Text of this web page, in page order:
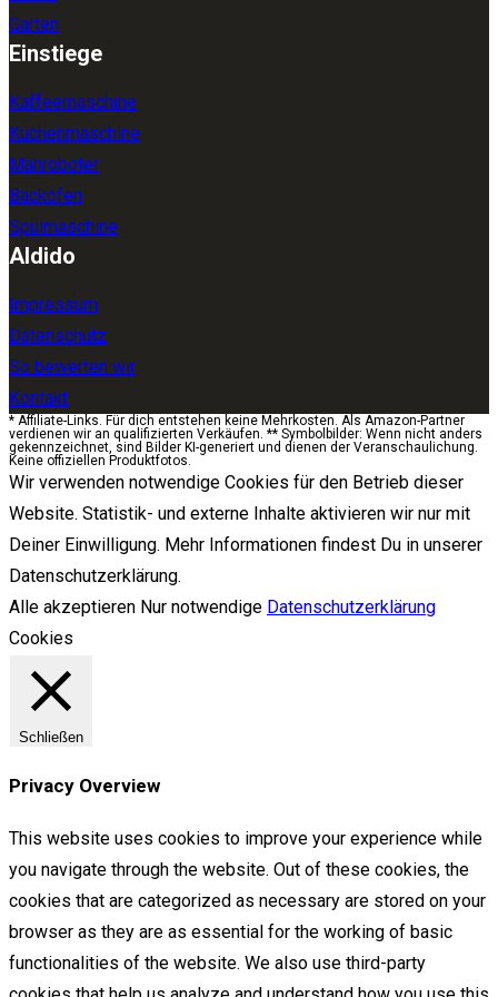
Garten
Einstiege
Kaffeemaschine
Küchenmaschine
Mähroboter
Backofen
Spülmaschine
Aldido
Impressum
Datenschutz
So bewerten wir
Kontakt
* Affiliate-Links. Für dich entstehen keine Mehrkosten. Als Amazon-Partner
verdienen wir an qualifizierten Verkäufen. ** Symbolbilder: Wenn nicht anders
gekennzeichnet, sind Bilder KI-generiert und dienen der Veranschaulichung.
Keine offiziellen Produktfotos.
Wir verwenden notwendige Cookies für den Betrieb dieser
Website. Statistik- und externe Inhalte aktivieren wir nur mit
Deiner Einwilligung. Mehr Informationen findest Du in unserer
Datenschutzerklärung.
Alle akzeptieren Nur notwendige Datenschutzerklärung
Cookies
Schließen
Privacy Overview
This website uses cookies to improve your experience while
you navigate through the website. Out of these cookies, the
cookies that are categorized as necessary are stored on your
browser as they are as essential for the working of basic
functionalities of the website. We also use third-party